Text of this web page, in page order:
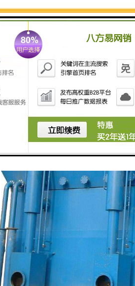
的各种工业有机废水。